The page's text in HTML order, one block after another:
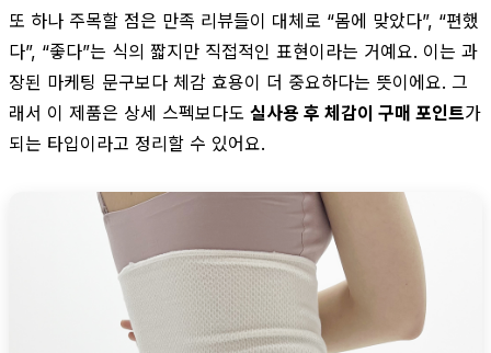
또 하나 주목할 점은 만족 리뷰들이 대체로 “몸에 맞았다”, “편했
다”, “좋다”는 식의 짧지만 직접적인 표현이라는 거예요. 이는 과
장된 마케팅 문구보다 체감 효용이 더 중요하다는 뜻이에요. 그
래서 이 제품은 상세 스펙보다도 실사용 후 체감이 구매 포인트가
되는 타입이라고 정리할 수 있어요.